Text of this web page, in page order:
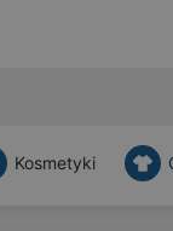
Kosmetyki